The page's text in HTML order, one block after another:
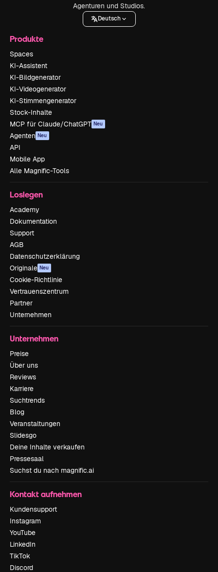
Agenturen und Studios.
Deutsch
Produkte
Spaces
KI-Assistent
KI-Bildgenerator
KI-Videogenerator
KI-Stimmengenerator
Stock-Inhalte
MCP für Claude/ChatGPT Neu
Agenten Neu
API
Mobile App
Alle Magnific-Tools
Loslegen
Academy
Dokumentation
Support
AGB
Datenschutzerklärung
Originale Neu
Cookie-Richtlinie
Vertrauenszentrum
Partner
Unternehmen
Unternehmen
Preise
Über uns
Reviews
Karriere
Suchtrends
Blog
Veranstaltungen
Slidesgo
Deine Inhalte verkaufen
Pressesaal
Suchst du nach magnific.ai
Kontakt aufnehmen
Kundensupport
Instagram
YouTube
LinkedIn
TikTok
Discord